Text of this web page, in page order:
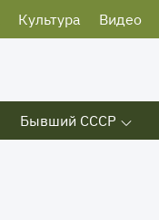
Культура Видео
Бывший СССР